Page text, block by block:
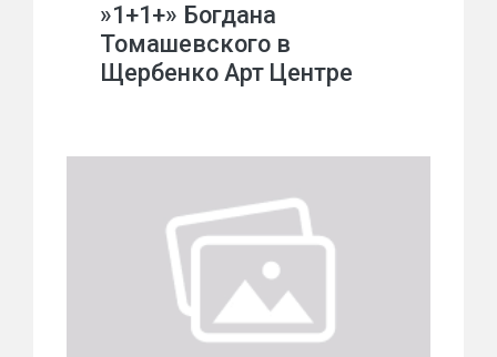
»1+1+» Богдана
Томашевского в
Щербенко Арт Центре